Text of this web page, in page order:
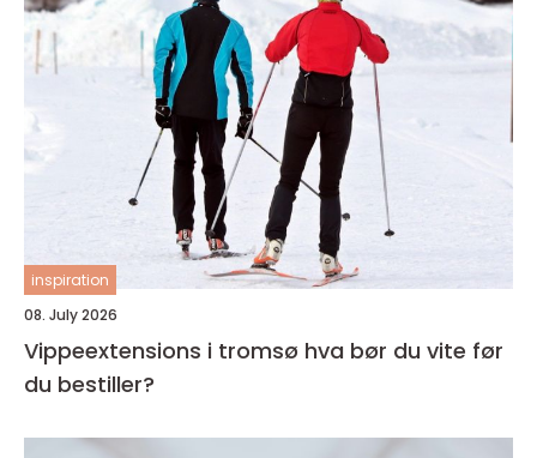
inspiration
08. July 2026
Vippeextensions i tromsø hva bør du vite før
du bestiller?